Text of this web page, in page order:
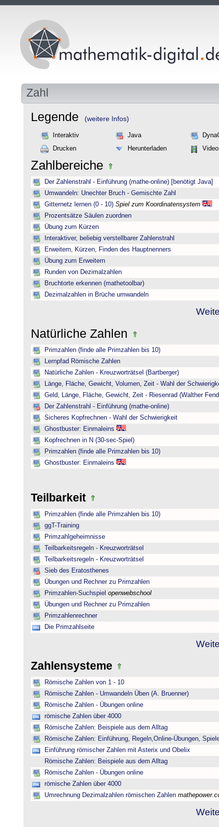
Zahl
Legende (weitere Infos)
Interaktiv Java
Drucken
Herunterladen Video
Zahlbereiche
Der Zahlenstrahl - Einführung (mathe-online) [benötigt Java]
Umwandeln: Unechter Bruch - Gemischte Zahl
Gitternetz lernen (0 - 10) Spiel zum Koordinatensystem
Prozentsätze Säulen zuordnen
Übung zum Kürzen
Interaktiver, beliebig verstellbarer Zahlenstrahl
Erweitern, Kürzen, Finden des Hauptnenners
Übung zum Erweitern
Runden von Dezimalzahlen
Bruchtorte erkennen (mathetoolbar)
Dezimalzahlen in Brüche umwandeln
Natürliche Zahlen
Primzahlen (finde alle Primzahlen bis 10)
Lernpfad Römische Zahlen
Natürliche Zahlen - Kreuzworträtsel (Bartberger)
Länge, Fläche, Gewicht, Volumen, Zeit - Wahl der
Geld, Länge, Fläche, Gewicht, Zeit - Riesenrad (Walther
Der Zahlenstrahl - Einführung (mathe-online)
Sicheres Kopfrechnen - Wahl der Schwierigkeit
Ghostbuster: Einmaleins
Kopfrechnen in N (30-sec-Spiel)
Primzahlen (finde alle Primzahlen bis 10)
Ghostbuster: Einmaleins
Teilbarkeit
Primzahlen (finde alle Primzahlen bis 10)
ggT-Training
Primzahlgeheimnisse
Teilbarkeitsregeln - Kreuzworträtsel
Teilbarkeitsregeln - Kreuzworträtsel
Sieb des Eratosthenes
Übungen und Rechner zu Primzahlen
Primzahlen-Suchspiel openwebschool
Übungen und Rechner zu Primzahlen
Primzahlenrechner
Die Primzahlseite
Zahlensysteme
Römische Zahlen von 1 - 10
Römische Zahlen - Umwandeln Üben (A. Bruenner)
Römische Zahlen - Übungen online
römische Zahlen über 4000
Römische Zahlen: Beispiele aus dem Alltag
Römische Zahlen: Einführung, Regeln,Online-Übungen,
Einführung römischer Zahlen mit Asterix und Obelix
Römische Zahlen: Beispiele aus dem Alltag
Römische Zahlen - Übungen online
römische Zahlen über 4000
Umrechnung Dezimalzahlen römischen Zahlen